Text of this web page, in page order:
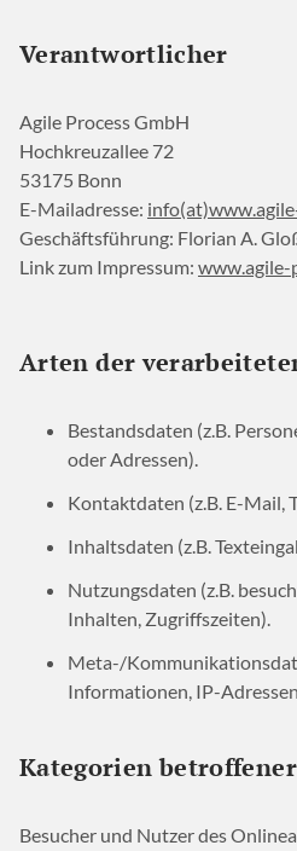
Verantwortlicher
Agile Process GmbH
Hochkreuzallee 72
53175 Bonn
E-Mailadresse:
Geschäftsführung: Florian A.
Link zum Impressum: www.agile-
Arten der
Bestandsdaten (z.B.
oder Adressen).
Kontaktdaten (z.B. E-Mail,
Inhaltsdaten (z.B.
Nutzungsdaten (z.B.
Inhalten, Zugriffszeiten).
Meta-/
Informationen, IP-
Kategorien
Besucher und Nutzer des